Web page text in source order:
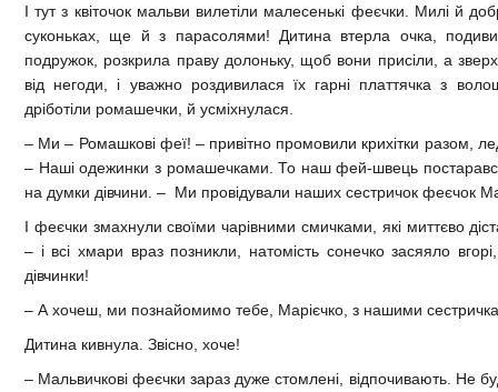
І тут з квіточок мальви вилетіли малесенькі феєчки. Милі й
суконьках, ще й з парасолями! Дитина втерла очка,
подружок, розкрила праву долоньку, щоб вони присіли, а
від негоди, і уважно роздивилася їх гарні платтячка з
дріботіли ромашечки, й усміхнулася.
– Ми – Ромашкові феї! – привітно промовили крихітки разом,
– Наші одежинки з ромашечками. То наш фей-швець
на думки дівчини. – Ми провідували наших сестричок феєчок
І феєчки змахнули своїми чарівними смичками, які миттєво
– і всі хмари враз позникли, натомість сонечко засяяло
дівчинки!
– А хочеш, ми познайомимо тебе, Марієчко, з нашими
Дитина кивнула. Звісно, хоче!
– Мальвичкові феєчки зараз дуже стомлені, відпочивають. Не